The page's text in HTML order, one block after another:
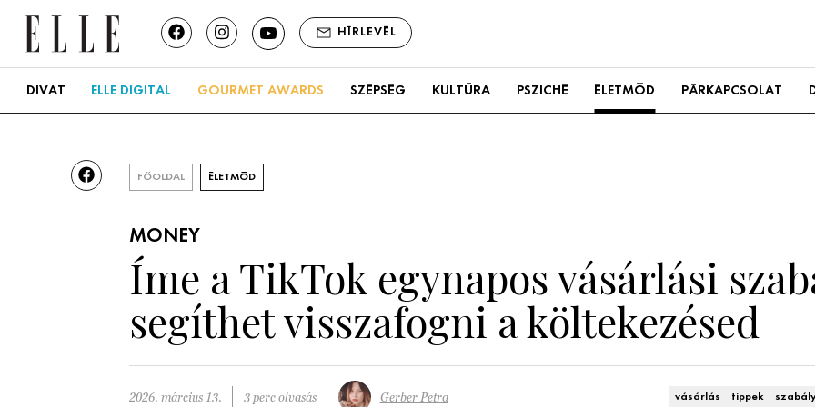
HÍRLEVÉL
DIVAT ELLE DIGITAL GOURMET AWARDS SZÉPSÉG KULTÚRA PSZICHÉ ÉLETMÓD PÁRKAPCSOLAT
FŐOLDAL ÉLETMÓD
MONEY
Íme a TikTok egynapos vásárlási
segíthet visszafogni a költekezésed
2026. március 13. 3 perc olvasás Gerber Petra vásárlás tippek szabály